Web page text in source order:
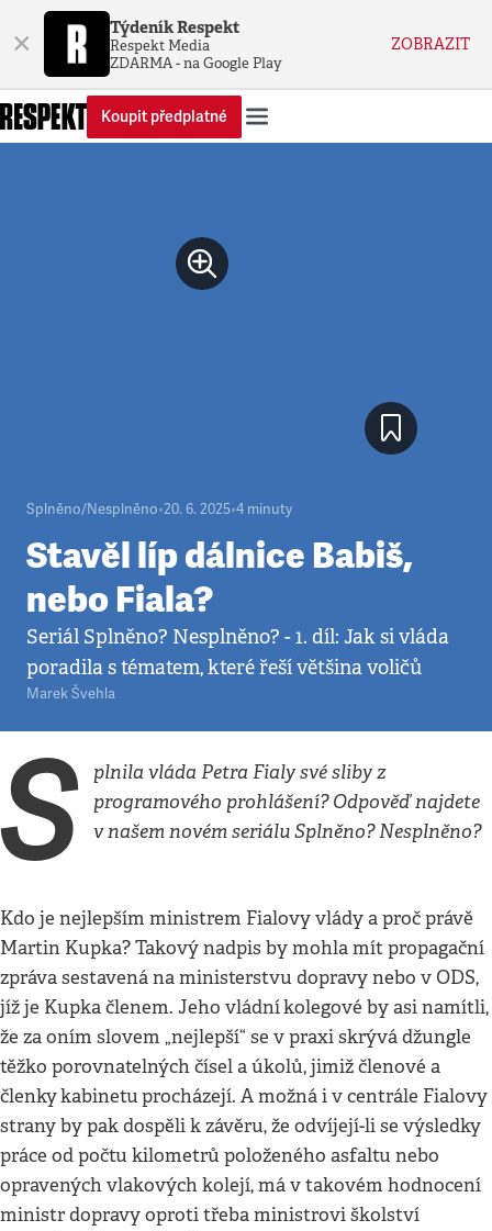
× Týdeník Respekt
Respekt Media
ZDARMA - na Google Play
ZOBRAZIT
Koupit předplatné
Splněno/Nesplněno•20. 6. 2025•4 minuty
Stavěl líp dálnice Babiš,
nebo Fiala?
Seriál Splněno? Nesplněno? - 1. díl: Jak si vláda
poradila s tématem, které řeší většina voličů
Marek Švehla
S
plnila vláda Petra Fialy své sliby z
programového prohlášení? Odpověď najdete
v našem novém seriálu Splněno? Nesplněno?
Kdo je nejlepším ministrem Fialovy vlády a proč právě
Martin Kupka? Takový nadpis by mohla mít propagační
zpráva sestavená na ministerstvu dopravy nebo v ODS,
jíž je Kupka členem. Jeho vládníkolegové by asi namítli,
že za oním slovem „nejlepší“ se v praxi skrývá džungle
těžko porovnatelných čísel a úkolů, jimiž členové a
členkykabinetuprocházejí. A možná i v centrále Fialovy
strany by pak dospěli k závěru, že odvíjejí-li se výsledky
práce od počtu kilometrů položeného asfaltu nebo
opravených vlakových kolejí, má v takovém hodnocení
ministr dopravy oproti třeba ministrovi školství